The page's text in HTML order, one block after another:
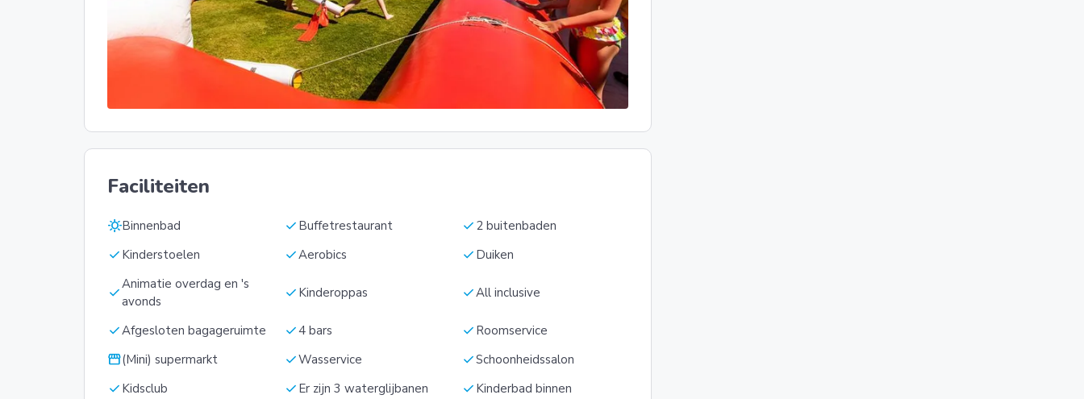
Faciliteiten
sunnyBinnenbad check Buffetrestaurant check 2 buitenbaden
check Kinderstoelen checkAerobics check Duiken
checkAnimatie overdag en 's
avonds
check Kinderoppas checkAll inclusive
checkAfgesloten bagageruimte check4 bars check Roomservice
storefront(Mini) supermarkt checkWasservice checkSchoonheidssalon
check Kidsclub check Er zijn 3 waterglijbanen check Kinderbad binnen